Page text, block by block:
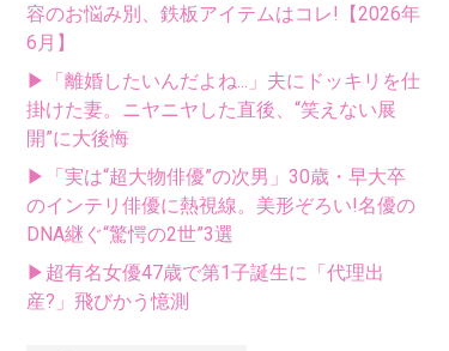
容のお悩み別、鉄板アイテムはコレ!【2026年
6月】
▶「離婚したいんだよね...」夫にドッキリを仕
掛けた妻。ニヤニヤした直後、“笑えない展
開”に大後悔
▶「実は“超大物俳優”の次男」30歳・早大卒
のインテリ俳優に熱視線。美形ぞろい!名優の
DNA継ぐ“驚愕の2世”3選
▶超有名女優47歳で第1子誕生に「代理出
産?」飛びかう憶測